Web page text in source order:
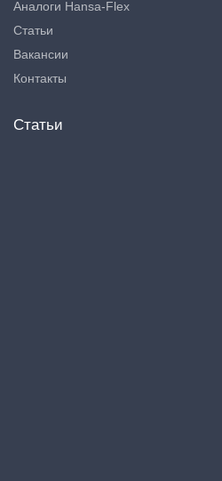
Аналоги Hansa-Flex
Статьи
Вакансии
Контакты
Статьи